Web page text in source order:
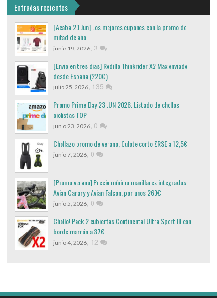
Entradas recientes
[Acaba 20 Jun] Los mejores cupones con la promo de
mitad de año
junio 19, 2026, 3
[Envio en tres dias] Rodillo Thinkrider X2 Max enviado
desde España (220€)
julio 25, 2026, 135
Promo Prime Day 23 JUN 2026. Listado de chollos
ciclistas TOP
junio 23, 2026, 0
Chollazo promo de verano, Culote corto ZRSE a 12,5€
junio 7, 2026, 0
[Promo verano] Precio mínimo manillares integrados
Avian Canary y Avian Falcon, por unos 260€
junio 5, 2026, 0
Chollo! Pack 2 cubiertas Continental Ultra Sport III con
borde marrón a 37€
junio 4, 2026, 12